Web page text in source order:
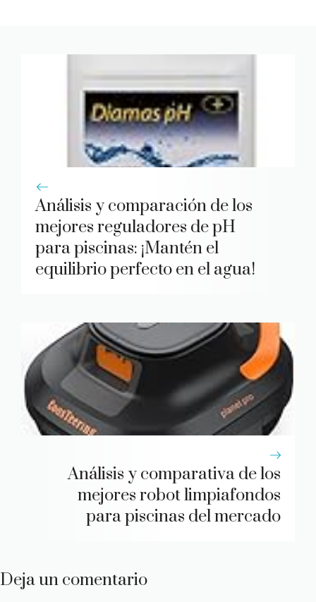
Análisis y comparación de los
mejores reguladores de pH
para piscinas: ¡Mantén el
equilibrio perfecto en el agua!
Análisis y comparativa de los
mejores robot limpiafondos
para piscinas del mercado
Deja un comentario